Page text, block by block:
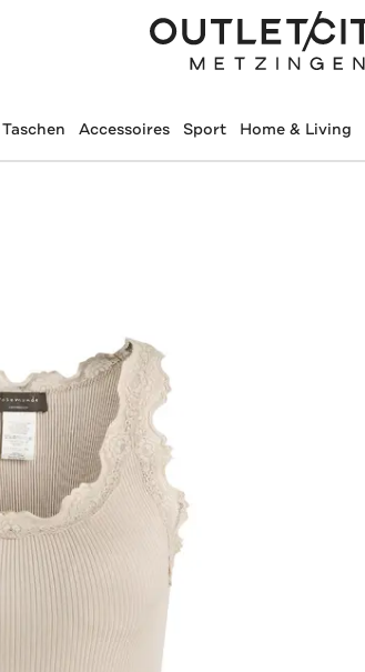
Taschen Accessoires Sport Home & Living